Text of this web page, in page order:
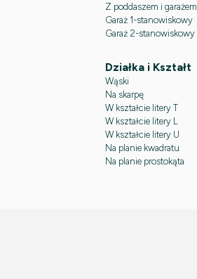
Z poddaszem i garażem
Garaż 1-stanowiskowy
Garaż 2-stanowiskowy
Działka i Kształt
Wąski
Na skarpę
W kształcie litery T
W kształcie litery L
W kształcie litery U
Na planie kwadratu
Na planie prostokąta